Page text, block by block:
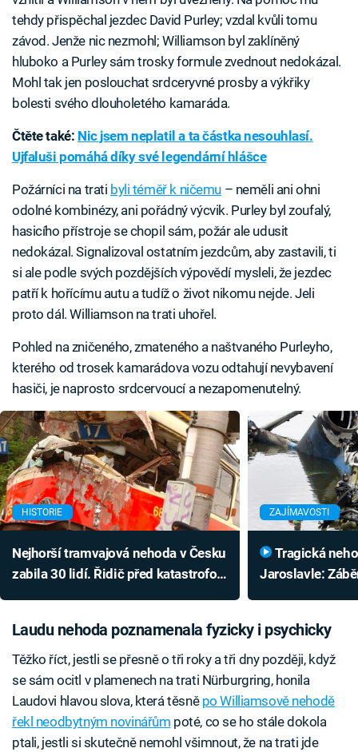
tehdy přispěchal jezdec David Purley; vzdal kvůli tomu
závod. Jenže nic nezmohl; Williamson byl zaklíněný
hluboko a Purley sám trosky formule zvednout nedokázal.
Mohl tak jen poslouchat srdceryvné prosby a výkřiky
bolesti svého dlouholetého kamaráda.
Čtěte také: Nic jsem neplatil a ta částka nesouhlasí.
Ujfaluši pomáhá díky své legendární hlášce
Požárníci na trati byli téměř k ničemu– neměli ani ohni
odolné kombinézy, ani pořádný výcvik. Purley byl zoufalý,
hasicího přístroje se chopil sám, požár ale udusit
nedokázal. Signalizoval ostatním jezdcům, aby zastavili, ti
si ale podle svých pozdějších výpovědí mysleli, že jezdec
patří k hořícímu autu a tudíž o život nikomu nejde. Jeli
proto dál. Williamson na trati uhořel.
Pohled na zničeného, zmateného a naštvaného Purleyho,
kterého od trosek kamarádova vozu odtahují nevybavení
hasiči, je naprosto srdcervoucí a nezapomenutelný.
HISTORIE
Nejhorší tramvajová nehoda v Česku
zabila 30 lidí. Řidič před katastrofou
ZAJÍMAVOSTI
Jaroslavle:
Laudu nehoda poznamenala fyzicky i psychicky
Těžko říct, jestli se přesně o tři roky a tři dny později, když
se sám ocitl v plamenech na trati Nürburgring, honila
Laudovi hlavou slova, která těsně po Williamsově nehodě
řekl neodbytným novinářům poté, co se ho stále dokola
ptali, jestli si skutečně nemohl všimnout, že na trati jde